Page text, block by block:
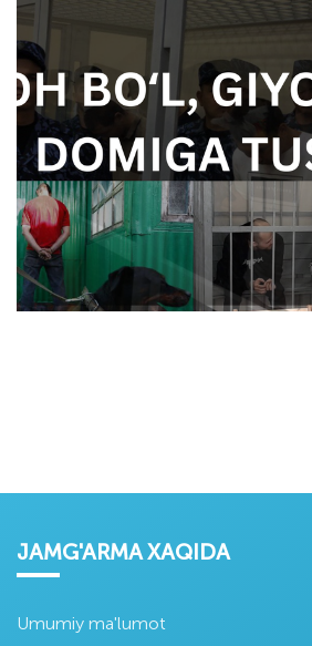
JAMG'ARMA XAQIDA
Umumiy ma'lumot